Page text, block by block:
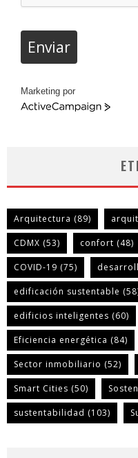
Enviar
Marketing por
ActiveCampaign
Arquitectura (89)
CDMX (53) confort (48)
COVID-19 (75)
edificación sustentable
edificios inteligentes (60)
Eficiencia energética (84)
Sector inmobiliario (52)
Smart Cities (50)
sustentabilidad (103)